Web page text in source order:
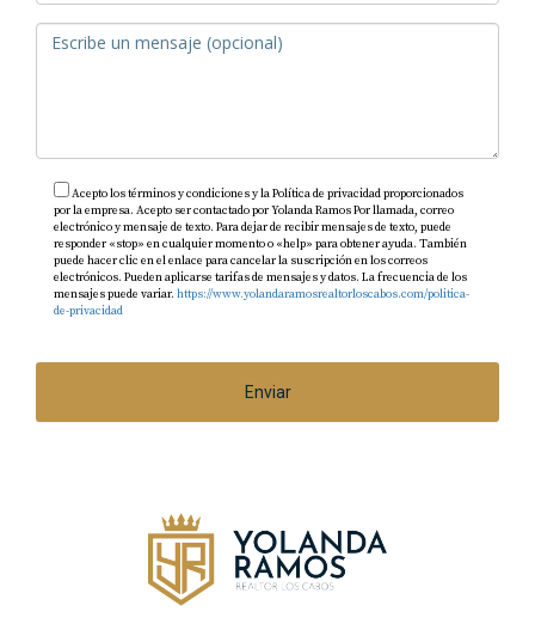
Acepto los términos y condiciones y la Política de privacidad proporcionados
por la empresa. Acepto ser contactado por Yolanda Ramos Por llamada, correo
electrónico y mensaje de texto. Para dejar de recibir mensajes de texto, puede
responder «stop» en cualquier momento o «help» para obtener ayuda. También
puede hacer clic en el enlace para cancelar la suscripción en los correos
electrónicos. Pueden aplicarse tarifas de mensajes y datos. La frecuencia de los
mensajes puede variar. https://www.yolandaramosrealtorloscabos.com/politica-
de-privacidad
Enviar